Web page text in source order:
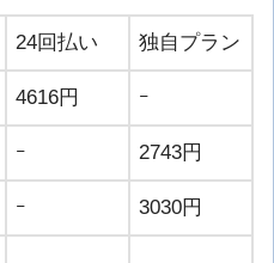
24回払い 独自プラン
4616円 ｰ
ｰ 2743円
ｰ 3030円